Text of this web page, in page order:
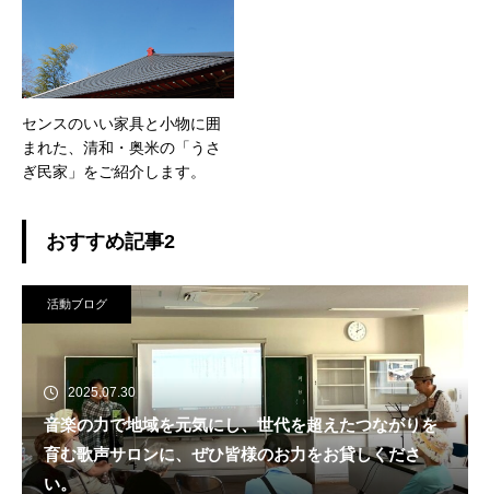
センスのいい家具と小物に囲
まれた、清和・奥米の「うさ
ぎ民家」をご紹介します。
おすすめ記事2
活動ブログ
2025.07.30
音楽の力で地域を元気にし、世代を超えたつながりを
育む歌声サロンに、ぜひ皆様のお力をお貸しくださ
い。